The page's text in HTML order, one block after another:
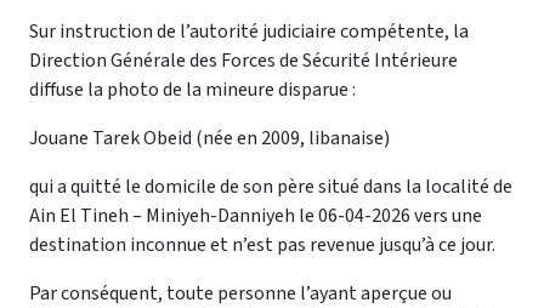
Sur instruction de l’autorité judiciaire compétente, la
Direction Générale des Forces de Sécurité Intérieure
diffuse la photo de la mineure disparue :
Jouane Tarek Obeid (née en 2009, libanaise)
qui a quitté le domicile de son père situé dans la localité de
Ain El Tineh – Miniyeh-Danniyeh le 06-04-2026 vers une
destination inconnue et n’est pas revenue jusqu’à ce jour.
Par conséquent, toute personne l’ayant aperçue ou